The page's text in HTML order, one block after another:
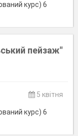
курс) 6
пейзаж"
5 квітня
курс) 6